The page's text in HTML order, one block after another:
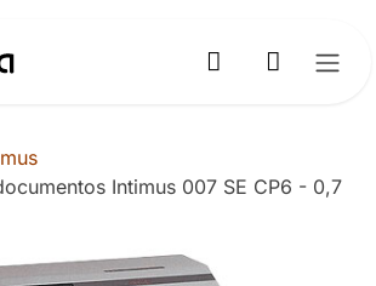
Intimus 007 SE CP6 - 0,7